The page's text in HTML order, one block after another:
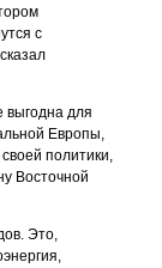
с
для
Европы,
политики,
Восточной
Это,